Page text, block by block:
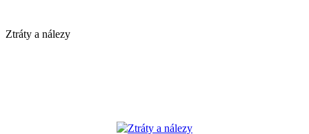
Ztráty a nálezy
Ztráty a nálezy